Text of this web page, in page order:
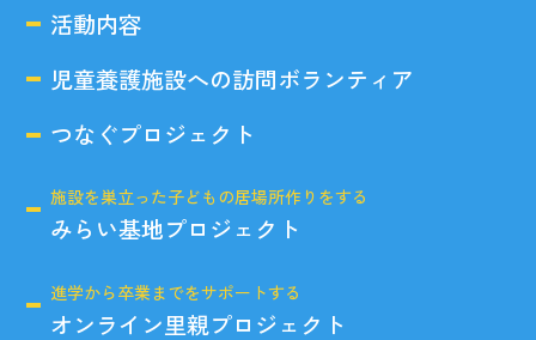
活動内容
児童養護施設への訪問ボランティア
つなぐプロジェクト
施設を巣立った子どもの居場所作りをする
みらい基地プロジェクト
進学から卒業までをサポートする
オンライン里親プロジェクト